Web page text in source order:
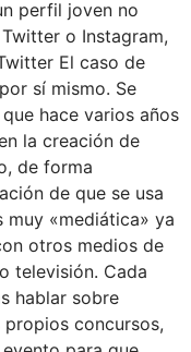
perfil joven no
o Instagram,
El caso de
sí mismo. Se
hace varios años
la creación de
de forma
de que se usa
muy «mediática» ya
otros medios de
televisión. Cada
hablar sobre
concursos,